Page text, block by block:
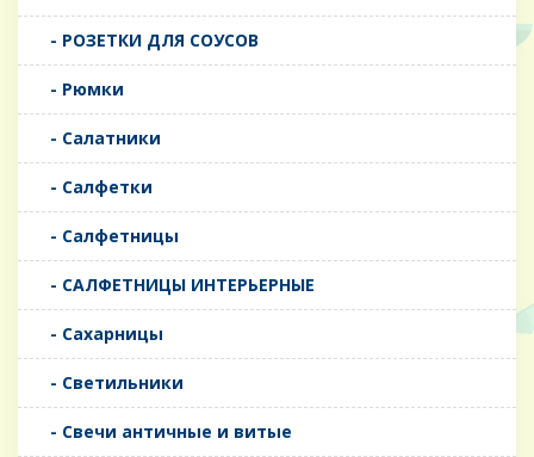
- РОЗЕТКИ ДЛЯ СОУСОВ
- Рюмки
- Салатники
- Салфетки
- Салфетницы
- САЛФЕТНИЦЫ ИНТЕРЬЕРНЫЕ
- Сахарницы
- Светильники
- Свечи античные и витые